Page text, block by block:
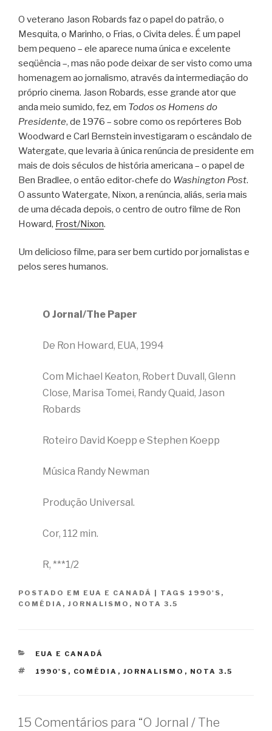
O veterano Jason Robards faz o papel do patrão, o
Mesquita, o Marinho, o Frias, o Civita deles. É um papel
bem pequeno – ele aparece numa única e excelente
seqüência –, mas não pode deixar de ser visto como uma
homenagem ao jornalismo, através da intermediação do
próprio cinema. Jason Robards, esse grande ator que
anda meio sumido, fez, em Todos os Homens do
Presidente, de 1976 – sobre como os repórteres Bob
Woodward e Carl Bernstein investigaram o escândalo de
Watergate, que levaria à única renúncia de presidente em
mais de dois séculos de história americana – o papel de
Ben Bradlee, o então editor-chefe do Washington Post.
O assunto Watergate, Nixon, a renúncia, aliás, seria mais
de uma década depois, o centro de outro filme de Ron
Howard, Frost/Nixon.
Um delicioso filme, para ser bem curtido por jornalistas e
pelos seres humanos.
O Jornal/The Paper
De Ron Howard, EUA, 1994
Com Michael Keaton, Robert Duvall, Glenn
Close, Marisa Tomei, Randy Quaid, Jason
Robards
Roteiro David Koepp e Stephen Koepp
Música Randy Newman
Produção Universal.
Cor, 112 min.
R, ***1/2
POSTADO EM EUA E CANADÁ | TAGS 1990'S ,
COMÉDIA , JORNALISMO , NOTA 3.5
CATEGORIAS
EUA E CANADÁ
TAGS
1990'S , COMÉDIA , JORNALISMO , NOTA 3.5
15 Comentários para “O Jornal / The